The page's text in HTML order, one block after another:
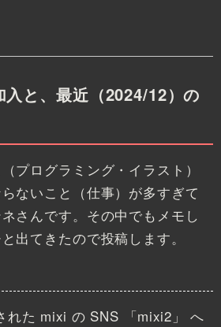
と、最近（2024/12）の
プログラミング・イラスト）
ないこと（仕事）が多すぎて
さんです。その中でもメモし
出てきたので投稿します。
れた mixi の SNS 「mixi2」 へ